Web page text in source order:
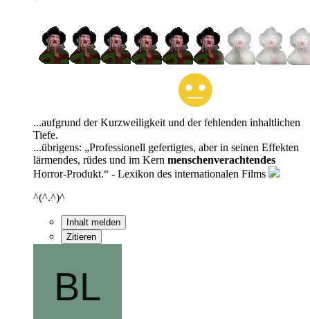
...aufgrund der Kurzweiligkeit und der fehlenden inhaltlichen
Tiefe.
...übrigens: „Professionell gefertigtes, aber in seinen Effekten
lärmendes, rüdes und im Kern menschenverachtendes
Horror-Produkt.“ - Lexikon des internationalen Films
^(^.^)^
Inhalt melden
Zitieren